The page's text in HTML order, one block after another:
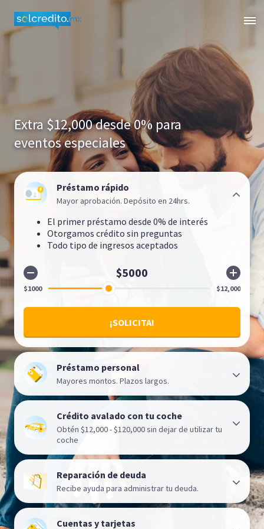
Extra $12,000 desde 0% para
eventos especiales
Préstamo rápido
Mayor aprobación. Depósito en 24hrs.
El primer préstamo desde 0% de interés
Otorgamos crédito sin preguntas
Todo tipo de ingresos aceptados
¡SOLICITA!
Préstamo personal
Mayores montos. Plazos largos.
Hasta 48 meses para pagar
Préstamo para negocio o remodelaciones del
hogar.
¡SOLICITA!
Crédito avalado con tu coche
Obtén $12,000 - $120,000 sin dejar de utilizar tu
coche
Préstamo con tu auto como garantía
¡Usa tu auto para conseguir un préstamo sin
dejar de utilizarlo!
CONTINUAR
Reparación de deuda
Recibe ayuda para administrar tu deuda.
CONTINUAR
Cuentas y tarjetas